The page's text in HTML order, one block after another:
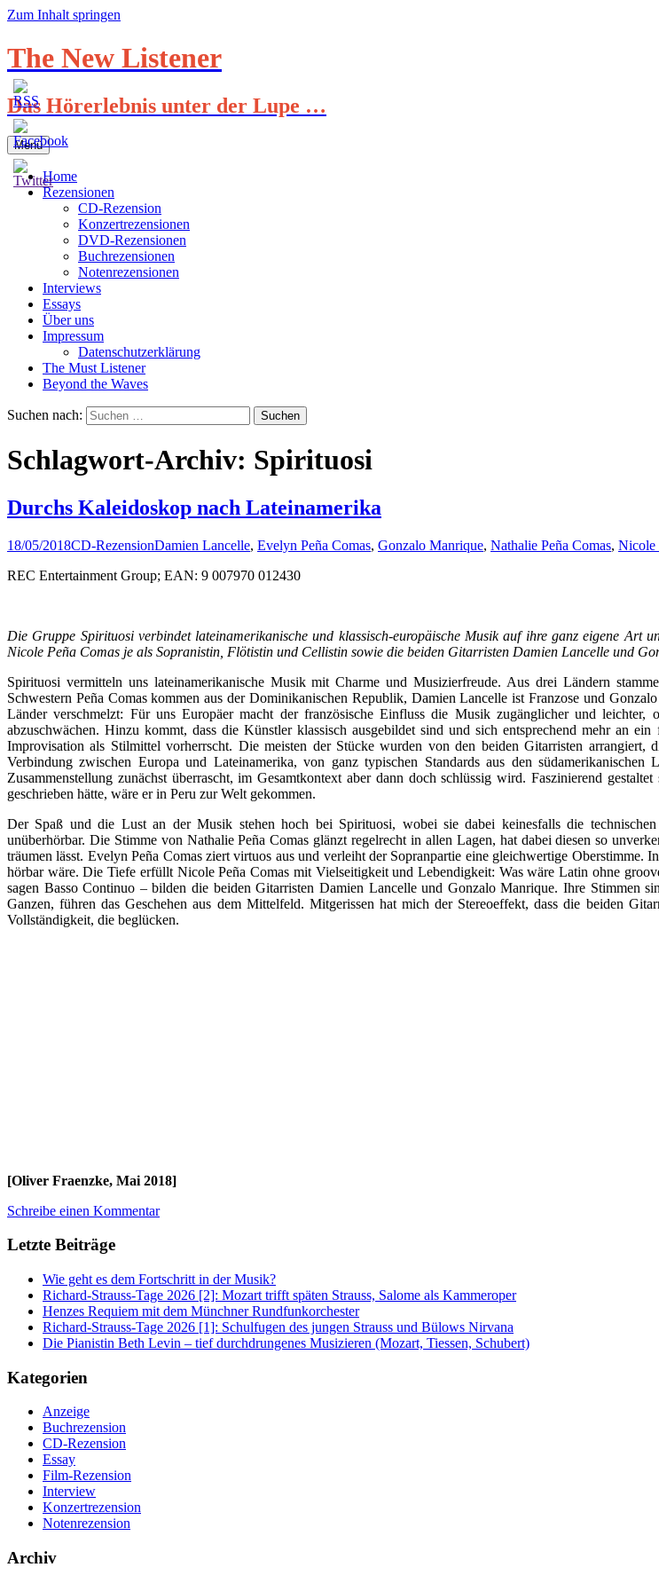
Zum Inhalt springen
The New Listener
Das Hörerlebnis unter der Lupe …
Menü
Home
Rezensionen
CD-Rezension
Konzertrezensionen
DVD-Rezensionen
Buchrezensionen
Notenrezensionen
Interviews
Essays
Über uns
Impressum
Datenschutzerklärung
The Must Listener
Beyond the Waves
Suchen nach:
Schlagwort-Archiv: Spirituosi
­Durchs Kaleidoskop nach Lateinamerika
18/05/2018CD-RezensionDamien Lancelle, Evelyn Peña Comas, Gonzalo Manrique, Nathalie Peña Comas, Nicole
REC Entertainment Group; EAN: 9 007970 012430
Die Gruppe Spirituosi verbindet lateinamerikanische und klassisch-europäische Musik auf ihre ganz eigene
Nicole Peña Comas je als Sopranistin, Flötistin und Cellistin sowie die beiden Gitarristen Damien Lancelle und
Spirituosi vermitteln uns lateinamerikanische Musik mit Charme und Musizierfreude. Aus drei Ländern
Schwestern Peña Comas kommen aus der Dominikanischen Republik, Damien Lancelle ist Franzose und
Länder verschmelzt: Für uns Europäer macht der französische Einfluss die Musik zugänglicher und
abzuschwächen. Hinzu kommt, dass die Künstler klassisch ausgebildet sind und sich entsprechend mehr an
Improvisation als Stilmittel vorherrscht. Die meisten der Stücke wurden von den beiden Gitarristen
Verbindung zwischen Europa und Lateinamerika, von ganz typischen Standards aus den
Zusammenstellung zunächst überrascht, im Gesamtkontext aber dann doch schlüssig wird. Faszinierend
geschrieben hätte, wäre er in Peru zur Welt gekommen.
Der Spaß und die Lust an der Musik stehen hoch bei Spirituosi, wobei sie dabei keinesfalls die
unüberhörbar. Die Stimme von Nathalie Peña Comas glänzt regelrecht in allen Lagen, hat dabei diesen so
träumen lässt. Evelyn Peña Comas ziert virtuos aus und verleiht der Sopranpartie eine gleichwertige
hörbar wäre. Die Tiefe erfüllt Nicole Peña Comas mit Vielseitigkeit und Lebendigkeit: Was wäre Latin ohne
sagen Basso Continuo – bilden die beiden Gitarristen Damien Lancelle und Gonzalo Manrique. Ihre Stimmen
Ganzen, führen das Geschehen aus dem Mittelfeld. Mitgerissen hat mich der Stereoeffekt, dass die beiden
Vollständigkeit, die beglücken.
[Oliver Fraenzke, Mai 2018]
Schreibe einen Kommentar
Letzte Beiträge
Wie geht es dem Fortschritt in der Musik?
Richard-Strauss-Tage 2026 [2]: Mozart trifft späten Strauss, Salome als Kammeroper
Henzes Requiem mit dem Münchner Rundfunkorchester
Richard-Strauss-Tage 2026 [1]: Schulfugen des jungen Strauss und Bülows Nirvana
Die Pianistin Beth Levin – tief durchdrungenes Musizieren (Mozart, Tiessen, Schubert)
Kategorien
Anzeige
Buchrezension
CD-Rezension
Essay
Film-Rezension
Interview
Konzertrezension
Notenrezension
Archiv